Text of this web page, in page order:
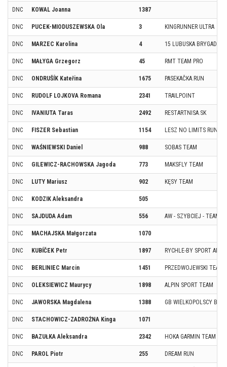
DNC KOWAL Joanna 1387
DNC PUCEK-MIODUSZEWSKA Ola 3 KINGRUNNER ULTRA
DNC MARZEC Karolina 4 15 LUBUSKA BRYGADA
DNC MAŁYGA Grzegorz 45 RMT TEAM PRO
DNC ONDRUŠÍK Kateřina 1675 PASEKAČKA.RUN
DNC RUDOLF LOJKOVA Romana 2341 TRAILPOINT
DNC IVANIUTA Taras 2492 RESTARTNISA.SK
DNC FISZER Sebastian 1154 LESZ NO LIMITS
DNC WAŚNIEWSKI Daniel 988 SOBAS TEAM
DNC GILEWICZ-RACHOWSKA Jagoda 773 MAKSFLY TEAM
DNC LUTY Mariusz 902 KĘSY TEAM
DNC KODZIK Aleksandra 505
DNC SAJDUDA Adam 556 AW - SZYBCIEJ - TEAM
DNC MACHAJSKA Małgorzata 1070
DNC KUBÍČEK Petr 1897 RYCHLE-BY SPORT AND
DNC BERLINIEC Marcin 1451 PRZEDWOJEWSKI TEAM
DNC OLEKSIEWICZ Maurycy 1898 ALPIN SPORT TEAM
DNC JAWORSKA Magdalena 1388 GB WIELKOPOLSCY
DNC STACHOWICZ-ZADROŻNA Kinga 1071
DNC BAZUŁKA Aleksandra 2342 HOKA GARMIN TEAM
DNC PAROL Piotr 255 DREAM RUN